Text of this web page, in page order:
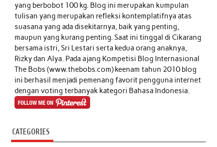
yang berbobot 100 kg. Blog ini merupakan kumpulan
tulisan yang merupakan refleksi kontemplatifnya atas
suasana yang ada disekitarnya, baik yang penting,
maupun yang kurang penting. Saat ini tinggal di Cikarang
bersama istri, Sri Lestari serta kedua orang anaknya,
Rizky dan Alya. Pada ajang Kompetisi Blog Internasional
The Bobs (www.thebobs.com) keenam tahun 2010 blog
ini berhasil menjadi pemenang favorit pengguna internet
dengan voting terbanyak kategori Bahasa Indonesia.
CATEGORIES